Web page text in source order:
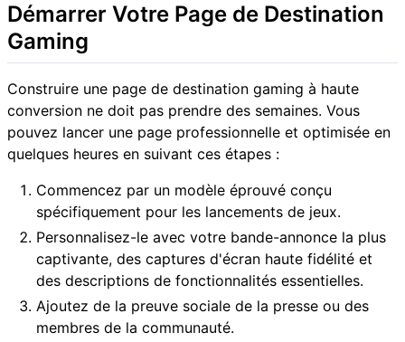
Démarrer Votre Page de Destination
Gaming
Construire une page de destination gaming à haute
conversion ne doit pas prendre des semaines. Vous
pouvez lancer une page professionnelle et optimisée en
quelques heures en suivant ces étapes :
Commencez par un modèle éprouvé conçu
spécifiquement pour les lancements de jeux.
Personnalisez-le avec votre bande-annonce la plus
captivante, des captures d'écran haute fidélité et
des descriptions de fonctionnalités essentielles.
Ajoutez de la preuve sociale de la presse ou des
membres de la communauté.